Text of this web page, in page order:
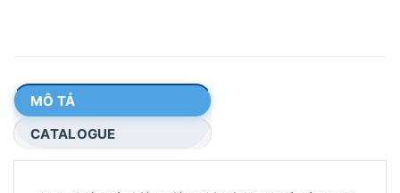
MÔ TẢ
CATALOGUE